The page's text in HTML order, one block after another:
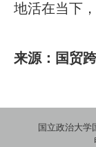
地活在当下
来源：国贸
国立政治大学